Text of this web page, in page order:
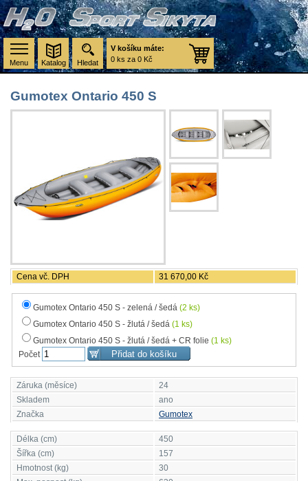
Menu
V košíku máte:
0 ks za 0 Kč
Hledat
Gumotex Ontario 450 S
Cena vč. DPH 31 670,00 Kč
Gumotex Ontario 450 S - zelená / šedá (2 ks)
Gumotex Ontario 450 S - žlutá / šedá (1 ks)
Gumotex Ontario 450 S - žlutá / šedá + CR folie (1 ks)
Počet
Záruka (měsíce)
24
Skladem
ano
Značka
Gumotex
Délka (cm)
450
Šířka (cm)
157
Hmotnost (kg)
30
Katalog